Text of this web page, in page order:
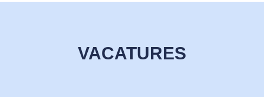
VACATURES